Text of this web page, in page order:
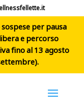
per pausa
e percorso
fino al 13 agosto